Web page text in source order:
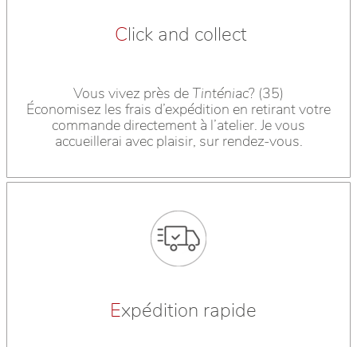
Click and collect
Vous vivez près de Tinténiac? (35)
Économisez les frais d’expédition en retirant votre
commande directement à l’atelier. Je vous
accueillerai avec plaisir, sur rendez-vous.
Expédition rapide